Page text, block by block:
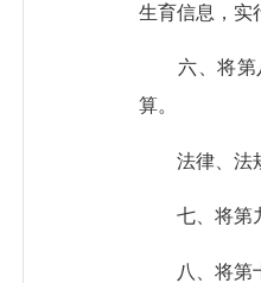
生育信息，实
六、将第八
算。
法律、法规
七、将第九
八、将第十